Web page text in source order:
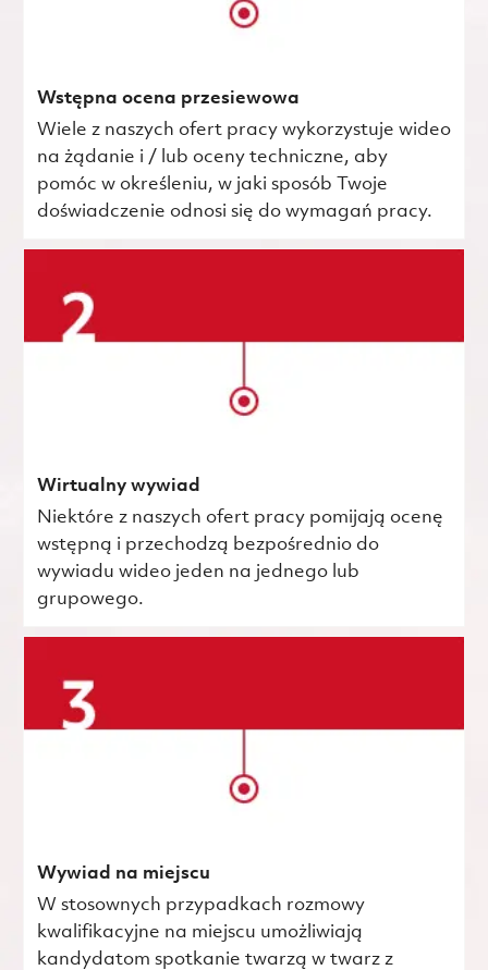
Wstępna ocena przesiewowa
Wiele z naszych ofert pracy wykorzystuje wideo
na żądanie i / lub oceny techniczne, aby
pomóc w określeniu, w jaki sposób Twoje
doświadczenie odnosi się do wymagań pracy.
Wirtualny wywiad
Niektóre z naszych ofert pracy pomijają ocenę
wstępną i przechodzą bezpośrednio do
wywiadu wideo jeden na jednego lub
grupowego.
Wywiad na miejscu
W stosownych przypadkach rozmowy
kwalifikacyjne na miejscu umożliwiają
kandydatom spotkanie twarzą w twarz z